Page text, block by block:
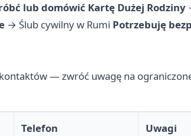
lub domówić Kartę Dużej Rodziny
→ Ślub cywilny w Rumi Potrzebuję
— zwróć uwagę na
Telefon Uwagi